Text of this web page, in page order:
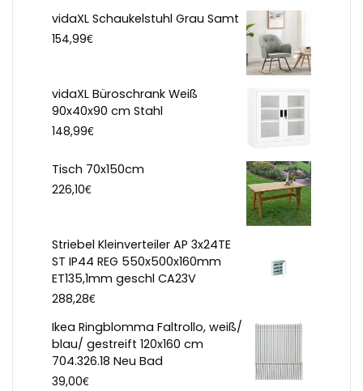
vidaXL Schaukelstuhl Grau Samt
154,99€
vidaXL Büroschrank Weiß
90x40x90 cm Stahl
148,99€
Tisch 70x150cm
226,10€
Striebel Kleinverteiler AP 3x24TE
ST IP44 REG 550x500x160mm
ET135,1mm geschl CA23V
288,28€
Ikea Ringblomma Faltrollo, weiß/
blau/ gestreift 120x160 cm
704.326.18 Neu Bad
39,00€